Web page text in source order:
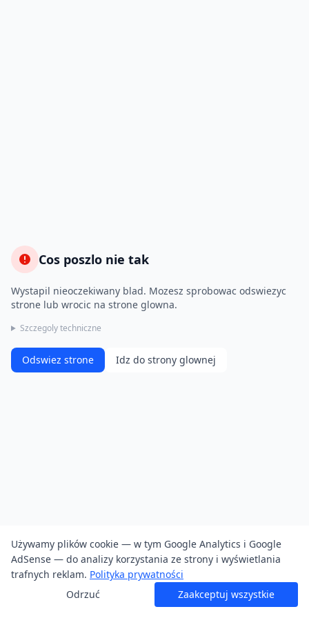
Cos poszlo nie tak
Wystapil nieoczekiwany blad. Mozesz sprobowac odswiezyc
strone lub wrocic na strone glowna.
Szczegoly techniczne
Odswiez strone Idz do strony glownej
Używamy plików cookie — w tym Google Analytics i Google
AdSense — do analizy korzystania ze strony i wyświetlania
trafnych reklam. Polityka prywatności
Odrzuć
Zaakceptuj wszystkie